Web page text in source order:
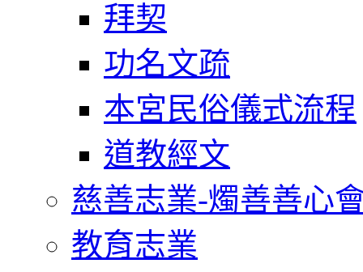
拜契
功名文疏
本宮民俗儀式流程
道教經文
慈善志業-燭善善心
教育志業